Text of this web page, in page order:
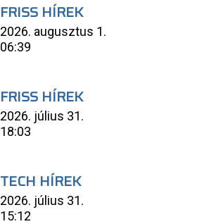
FRISS HÍREK
2026. augusztus 1.
06:39
FRISS HÍREK
2026. július 31.
18:03
TECH HÍREK
2026. július 31.
15:12